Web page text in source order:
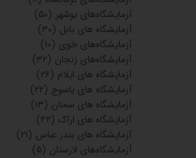
آزمایشگاه‌های بوشهر (۵۰)
آزمایشگاه های بابل (۳۰)
آزمایشگاه‌های خوی (۱۰)
آزمایشگاه‌های زنجان (۳۲)
آزمایشگاه های ایلام (۲۶)
آزمایشگاه های یاسوج (۲۲)
آزمایشگاه های سمنان (۱۳)
آزمایشگاه های اراک (۴۲)
آزمایشگاه های بندر عباس (۲۱)
آزمایشگاه‌های لارستان (۵)